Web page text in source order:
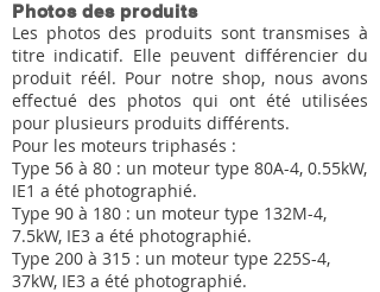
Photos des produits
Les photos des produits sont transmises à
titre indicatif. Elle peuvent différencier du
produit réél. Pour notre shop, nous avons
effectué des photos qui ont été utilisées
pour plusieurs produits différents.
Pour les moteurs triphasés :
Type 56 à 80 : un moteur type 80A-4, 0.55kW,
IE1 a été photographié.
Type 90 à 180 : un moteur type 132M-4,
7.5kW, IE3 a été photographié.
Type 200 à 315 : un moteur type 225S-4,
37kW, IE3 a été photographié.